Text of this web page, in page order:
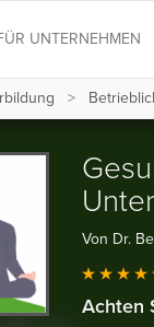
UNTERNEHMEN
Von Dr.
Achten